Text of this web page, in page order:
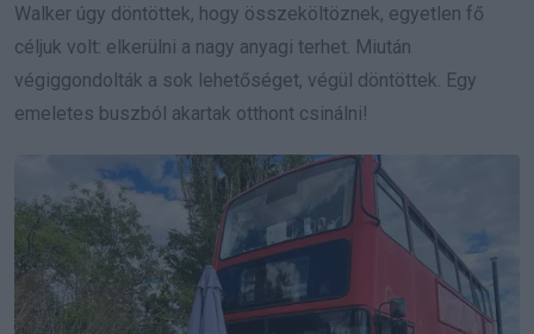
Walker úgy döntöttek, hogy összeköltöznek, egyetlen fő
céljuk volt: elkerülni a nagy anyagi terhet. Miután
végiggondolták a sok lehetőséget, végül döntöttek. Egy
emeletes buszból akartak otthont csinálni!